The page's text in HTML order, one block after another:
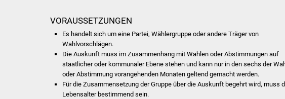
VORAUSSETZUNGEN
Es handelt sich um eine Partei, Wählergruppe oder andere Träger von
Wahlvorschlägen.
Die Auskunft muss im Zusammenhang mit Wahlen oder Abstimmungen auf
staatlicher oder kommunaler Ebene stehen und kann nur in den sechs der
oder Abstimmung vorangehenden Monaten geltend gemacht werden.
Für die Zusammensetzung der Gruppe über die Auskunft begehrt wird, muss
Lebensalter bestimmend sein.